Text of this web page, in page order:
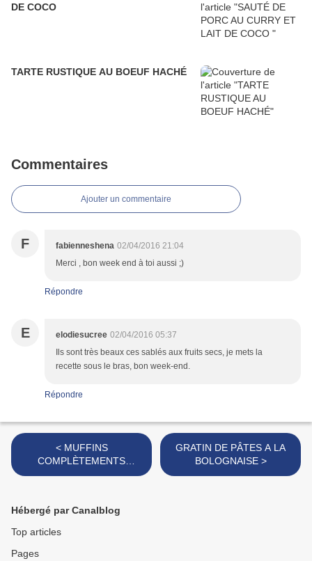
DE COCO
TARTE RUSTIQUE AU BOEUF HACHÉ
Commentaires
Ajouter un commentaire
F fabienneshena 02/04/2016 21:04
Merci , bon week end à toi aussi ;)
Répondre
E elodiesucree 02/04/2016 05:37
Ils sont très beaux ces sablés aux fruits secs, je mets la
recette sous le bras, bon week-end.
Répondre
< MUFFINS
COMPLÈTEMENTS
TAGADA
GRATIN DE PÂTES A LA
BOLOGNAISE >
Hébergé par Canalblog
Top articles
Pages